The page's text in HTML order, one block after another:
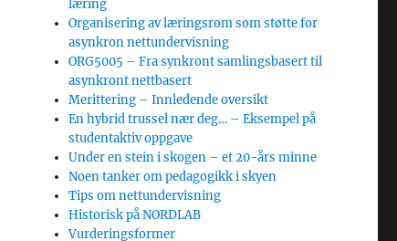
læring
Organisering av læringsrom som støtte for
asynkron nettundervisning
ORG5005 – Fra synkront samlingsbasert til
asynkront nettbasert
Merittering – Innledende oversikt
En hybrid trussel nær deg… – Eksempel på
studentaktiv oppgave
Under en stein i skogen – et 20-års minne
Noen tanker om pedagogikk i skyen
Tips om nettundervisning
Historisk på NORDLAB
Vurderingsformer